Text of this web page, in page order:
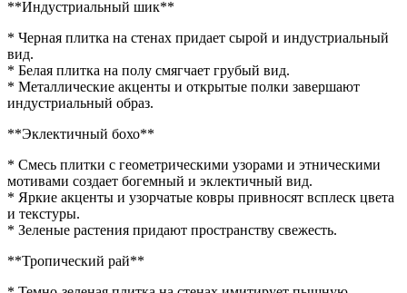
**Индустриальный шик**
* Черная плитка на стенах придает сырой и индустриальный
вид.
* Белая плитка на полу смягчает грубый вид.
* Металлические акценты и открытые полки завершают
индустриальный образ.
**Эклектичный бохо**
* Смесь плитки с геометрическими узорами и этническими
мотивами создает богемный и эклектичный вид.
* Яркие акценты и узорчатые ковры привносят всплеск цвета
и текстуры.
* Зеленые растения придают пространству свежесть.
**Тропический рай**